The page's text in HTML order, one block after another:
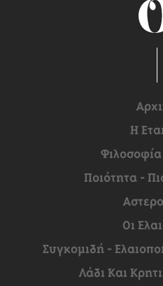
H
Ποιότητα -
Οι
Συγκομιδή -
Λάδι Και